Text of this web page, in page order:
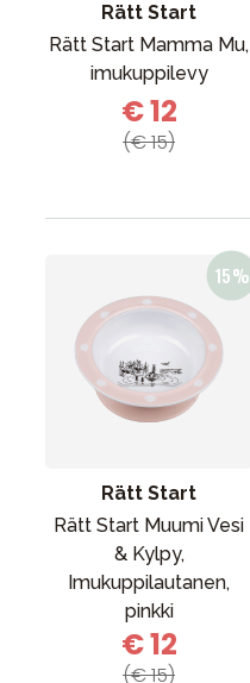
Rätt Start
Rätt Start Mamma Mu,
imukuppilevy
€ 12
(€ 15)
Rätt Start
Rätt Start Muumi Vesi
& Kylpy,
Imukuppilautanen,
pinkki
€ 12
(€ 15)